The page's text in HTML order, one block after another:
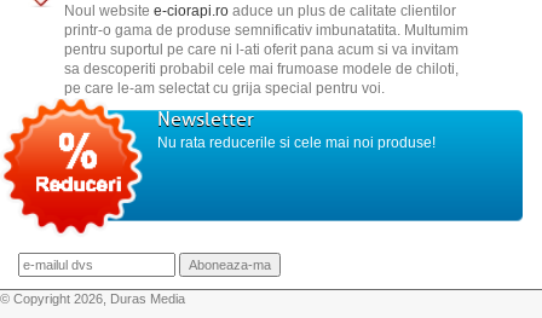
Noul website e-ciorapi.roaduce un plus de calitate clientilor
printr-o gama de produse semnificativ imbunatatita. Multumim
pentru suportul pe care ni l-ati oferit pana acum si va invitam
sa descoperiti probabil cele mai frumoase modele de chiloti,
pe care le-am selectat cu grija special pentru voi.
Newsletter
Nu rata reducerile si cele mai noi produse!
© Copyright 2026, Duras Media